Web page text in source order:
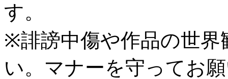
す。
※誹謗中傷や作品の世
い。マナーを守ってお